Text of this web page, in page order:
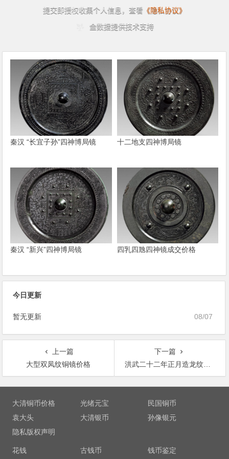
秦汉 “长宜子孙”四神博局镜 十二地支四神博局镜
秦汉 “新兴”四神博局镜 四乳四虺四神镜成交价格
今日更新
08/07
暂无更新
上一篇
大型双凤纹铜镜价格
下一篇
洪武二十二年正月造龙纹铜镜价格
文
大清铜币价格 光绪元宝
民国铜币
袁大头
大清银币
孙像银元
隐私版权声明
花钱 古钱币 钱币鉴定